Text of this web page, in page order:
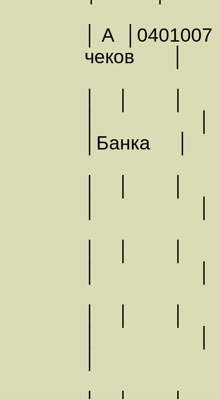
│ А │0401007
чеков │
│Банка │